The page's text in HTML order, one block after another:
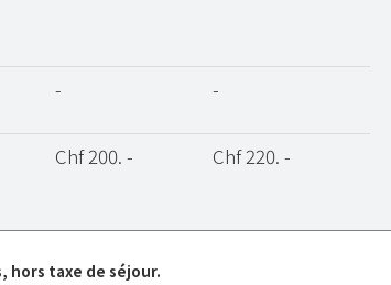
- -
Chf 200. - Chf 220. -
hors taxe de séjour.